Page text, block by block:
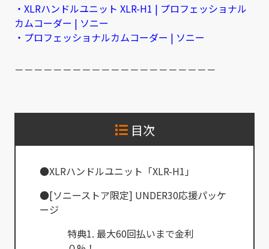
・XLRハンドルユニット XLR-H1 | プロフェッショナル
カムコーダー | ソニー
・プロフェッショナルカムコーダー | ソニー
－－－－－－－－－－－－－－－－－－－－－
目次
●XLRハンドルユニット「XLR-H1」
●[ソニーストア限定] UNDER30応援パッケ
ージ
特典1. 最大60回払いまで金利